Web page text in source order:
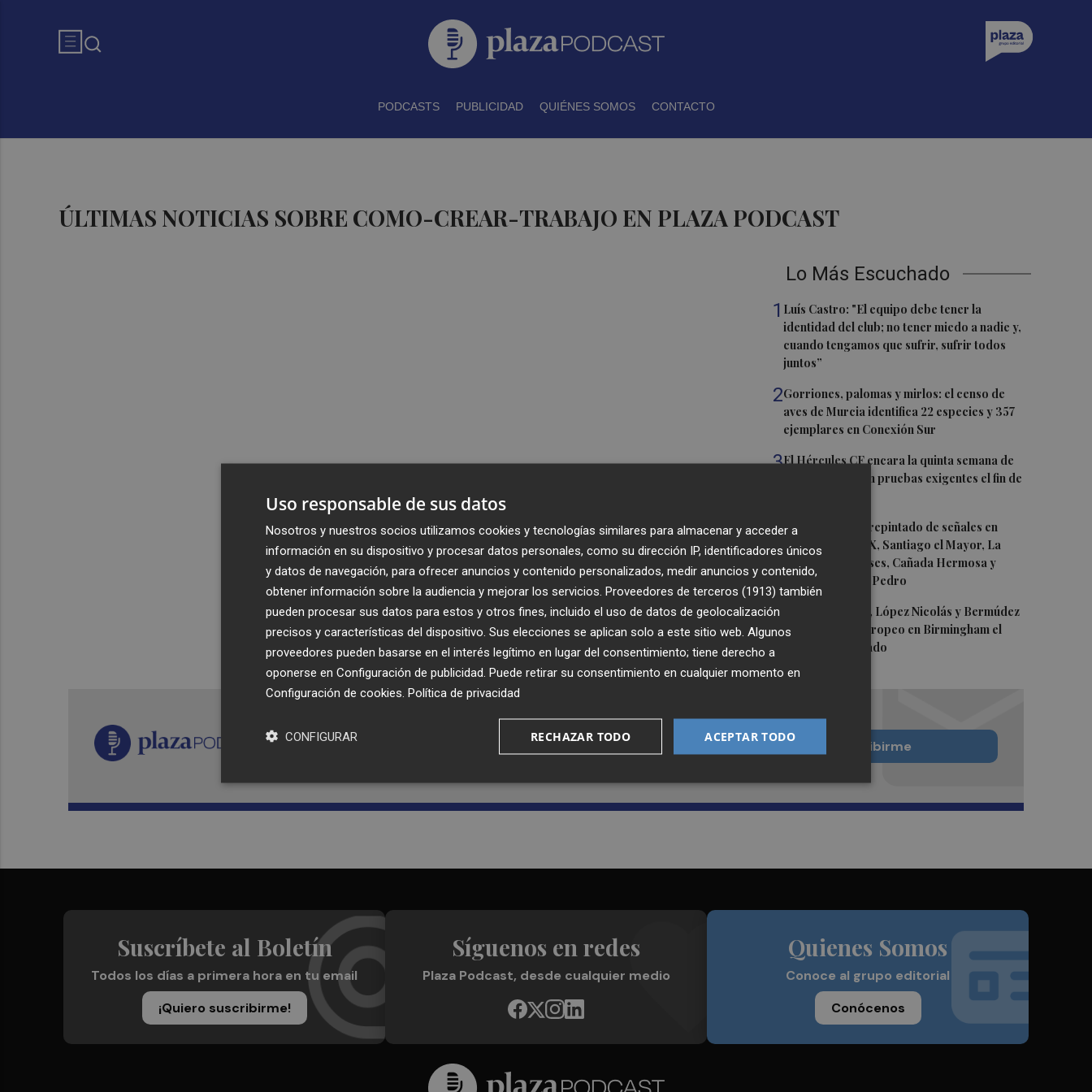
PODCASTS PUBLICIDAD QUIÉNES SOMOS CONTACTO
ÚLTIMAS NOTICIAS SOBRE COMO-CREAR-TRABAJO EN PLAZA PODCAST
Lo Más Escuchado
1 Luís Castro: "El equipo debe tener la
identidad del club; no tener miedo a nadie y,
cuando tengamos que sufrir, sufrir todos
juntos”
2Gorriones, palomas y mirlos: el censo de
aves de Murcia identifica 22 especies y 357
ejemplares en Conexión Sur
3El Hércules CF encara la quinta semana de
preparación con pruebas exigentes el fin de
4Murcia inicia el repintado de señales en
Patiño, San Pío X, Santiago el Mayor, La
Murta, Valladolises, Cañada Hermosa y
Cañadas de San Pedro
5
Mariano García, López Nicolás y Bermúdez
disputarán el Europeo en Birmingham el
viernes y el sábado
Recibe toda la actualidad de
Plaza Podcast en tu correo
Quiero suscribirme
Suscríbete al Boletín
Todos los días a primera hora en tu email
¡Quiero suscribirme!
Síguenos en redes
Plaza Podcast, desde cualquier medio
Quienes Somos
Conoce al grupo editorial
Conócenos
Uso responsable de sus datos
Nosotros y nuestros socios utilizamos cookies y tecnologías similares para almacenar y acceder a
información en su dispositivo y procesar datos personales, como su dirección IP, identificadores únicos
y datos de navegación, para ofrecer anuncios y contenido personalizados, medir anuncios y contenido,
obtener información sobre la audiencia y mejorar los servicios. Proveedores de terceros (1913) también
pueden procesar sus datos para estos y otros fines, incluido el uso de datos de geolocalización
precisos y características del dispositivo. Sus elecciones se aplican solo a este sitio web. Algunos
proveedores pueden basarse en el interés legítimo en lugar del consentimiento; tiene derecho a
oponerse en Configuración de publicidad . Puede retirar su consentimiento en cualquier momento en
Configuración de cookies Política de privacidad
ACEPTAR TODO
RECHAZAR TODO
CONFIGURAR